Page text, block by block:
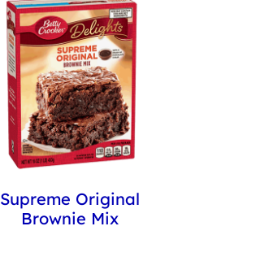
Supreme Original
Brownie Mix